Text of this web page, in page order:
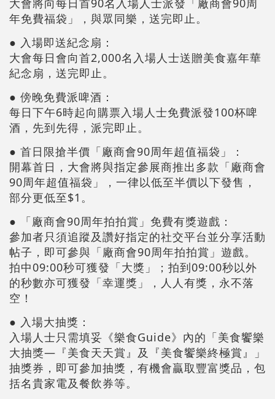
大會將向每日首90名入場人士派發「廠商會90周
年免費福袋」，與眾同樂，送完即止。
● 入場即送紀念扇：
大會每日會向首2,000名入場人士送贈美食嘉年華
紀念扇，送完即止。
● 傍晚免費派啤酒：
每日下午6時起向購票入場人士免費派發100杯啤
酒，先到先得，派完即止。
● 首日限搶半價「廠商會90周年超值福袋」：
開幕首日，大會將與指定參展商推出多款「廠商會
90周年超值福袋」，一律以低至半價以下發售，
部分更低至$1。
● 「廠商會90周年拍拍賞」免費有獎遊戲：
參加者只須追蹤及讚好指定的社交平台並分享活動
帖子，即可參與「廠商會90周年拍拍賞」遊戲。
拍中09:00秒可獲發「大獎」；拍到09:00秒以外
的秒數亦可獲發「幸運獎」，人人有獎，永不落
空！
● 入場大抽獎：
入場人士只需填妥《樂食Guide》內的「美食饗樂
大抽獎—『美食天天賞』及『美食饗樂終極賞』」
抽獎券，即可參加抽獎，有機會贏取豐富獎品，包
括名貴家電及餐飲券等。